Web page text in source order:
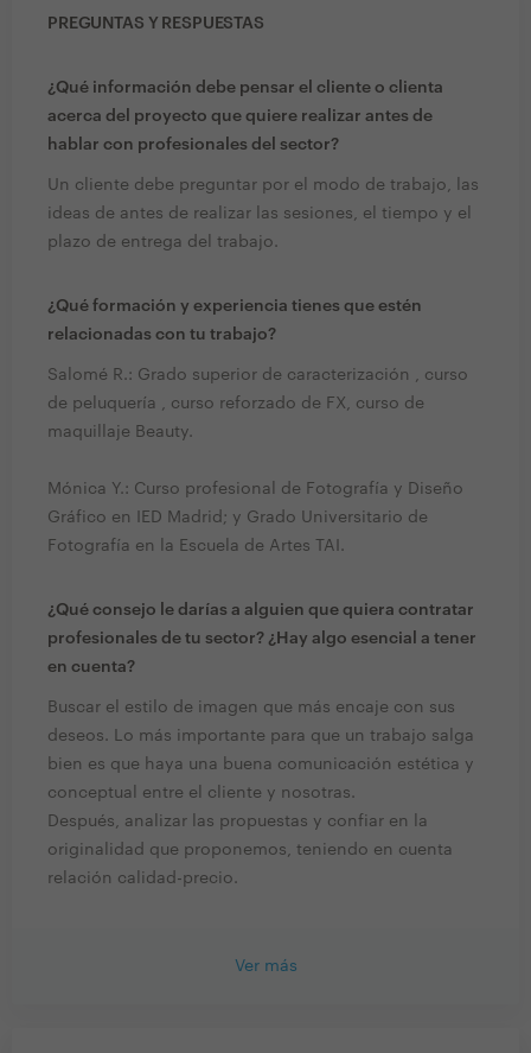
PREGUNTAS Y RESPUESTAS
¿Qué información debe pensar el cliente o clienta
acerca del proyecto que quiere realizar antes de
hablar con profesionales del sector?
Un cliente debe preguntar por el modo de trabajo, las
ideas de antes de realizar las sesiones, el tiempo y el
plazo de entrega del trabajo.
¿Qué formación y experiencia tienes que estén
relacionadas con tu trabajo?
Salomé R.: Grado superior de caracterización , curso
de peluquería , curso reforzado de FX, curso de
maquillaje Beauty.
Mónica Y.: Curso profesional de Fotografía y Diseño
Gráfico en IED Madrid; y Grado Universitario de
Fotografía en la Escuela de Artes TAI.
¿Qué consejo le darías a alguien que quiera contratar
profesionales de tu sector? ¿Hay algo esencial a tener
en cuenta?
Buscar el estilo de imagen que más encaje con sus
deseos. Lo más importante para que un trabajo salga
bien es que haya una buena comunicación estética y
conceptual entre el cliente y nosotras.
Después, analizar las propuestas y confiar en la
originalidad que proponemos, teniendo en cuenta
relación calidad-precio.
Ver más